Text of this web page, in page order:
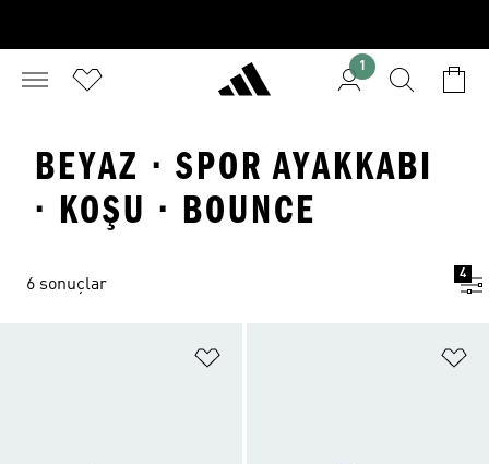
1
BEYAZ · SPOR AYAKKABI
· KOŞU · BOUNCE
6 sonuçlar
4